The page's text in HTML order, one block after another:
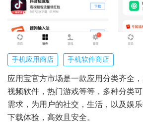
手机应用商店 手机软件商店
应用宝官方市场是一款应用分类齐全
视频软件，热门游戏等等，多种分类
需求，为用户的社交，生活，以及娱
下载体验，高效且安全。